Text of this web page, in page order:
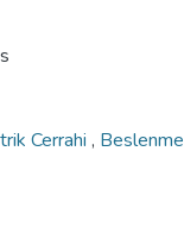
Cerrahi , Beslenme